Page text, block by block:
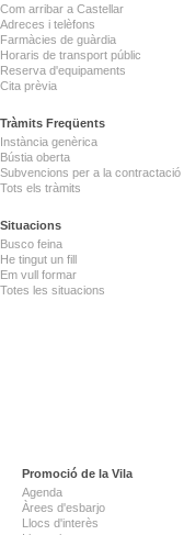
Com arribar a Castellar
Adreces i telèfons
Farmàcies de guàrdia
Horaris de transport públic
Reserva d'equipaments
Cita prèvia
Tràmits Freqüents
Instància genèrica
Bústia oberta
Subvencions per a la contractació
Tots els tràmits
Situacions
Busco feina
He tingut un fill
Em vull formar
Totes les situacions
Promoció de la Vila
Agenda
Àrees d'esbarjo
Llocs d'interès